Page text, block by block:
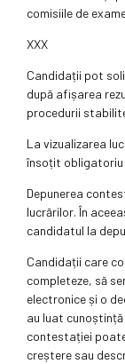
comisiile de
XXX
Candidații pot
după afișarea
procedurii
La vizualizarea
însoțit obligatoriu
Depunerea
lucrărilor. În
candidatul la
Candidații care
completeze, să
electronice și o
au luat
contestației
creștere sau